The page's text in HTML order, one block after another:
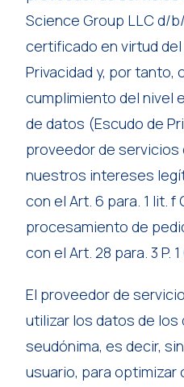
Science Group LLC d/
certificado en virtud
Privacidad y, por tanto,
cumplimiento del nivel
de datos (Escudo de
proveedor de
nuestros intereses
con el Art. 6 para. 1 lit. f
procesamiento de
con el Art. 28 para. 3 P. 1
El proveedor de
utilizar los datos de
seudónima, es decir,
usuario, para